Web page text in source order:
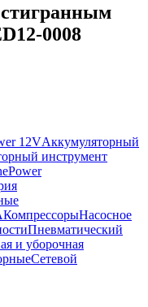
0008
12VАккумуляторный
инструмент
КомпрессорыНасосное
Пневматический
и уборочная
Сетевой